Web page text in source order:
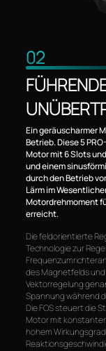
02
Ein geräuscharmer
Betrieb. Diese 5
Motor mit 6 Slots
und einem
durch den Betrieb
Lärm im
Motordrehmoment
erreicht.
Die feldorientierte
Technologie zur
des Magnetfelds
Vektorregelung
Spannung während
Die FOS steuert die
Motor mit
hohem